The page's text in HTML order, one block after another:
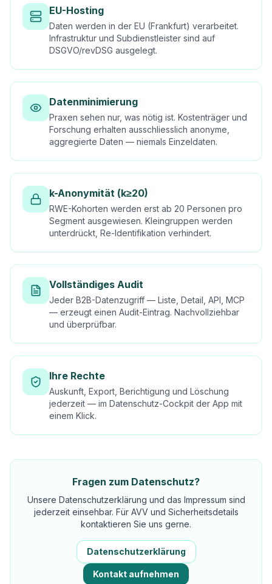
EU-Hosting
Daten werden in der EU (Frankfurt) verarbeitet.
Infrastruktur und Subdienstleister sind auf
DSGVO/revDSG ausgelegt.
Datenminimierung
Praxen sehen nur, was nötig ist. Kostenträger und
Forschung erhalten ausschliesslich anonyme,
aggregierte Daten — niemals Einzeldaten.
k-Anonymität (k≥20)
RWE-Kohorten werden erst ab 20 Personen pro
Segment ausgewiesen. Kleingruppen werden
unterdrückt, Re-Identifikation verhindert.
Vollständiges Audit
Jeder B2B-Datenzugriff — Liste, Detail, API, MCP
— erzeugt einen Audit-Eintrag. Nachvollziehbar
und überprüfbar.
Ihre Rechte
Auskunft, Export, Berichtigung und Löschung
jederzeit — im Datenschutz-Cockpit der App mit
einem Klick.
Fragen zum Datenschutz?
Unsere Datenschutzerklärung und das Impressum sind
jederzeit einsehbar. Für AVV und Sicherheitsdetails
kontaktieren Sie uns gerne.
Datenschutzerklärung
Kontakt aufnehmen